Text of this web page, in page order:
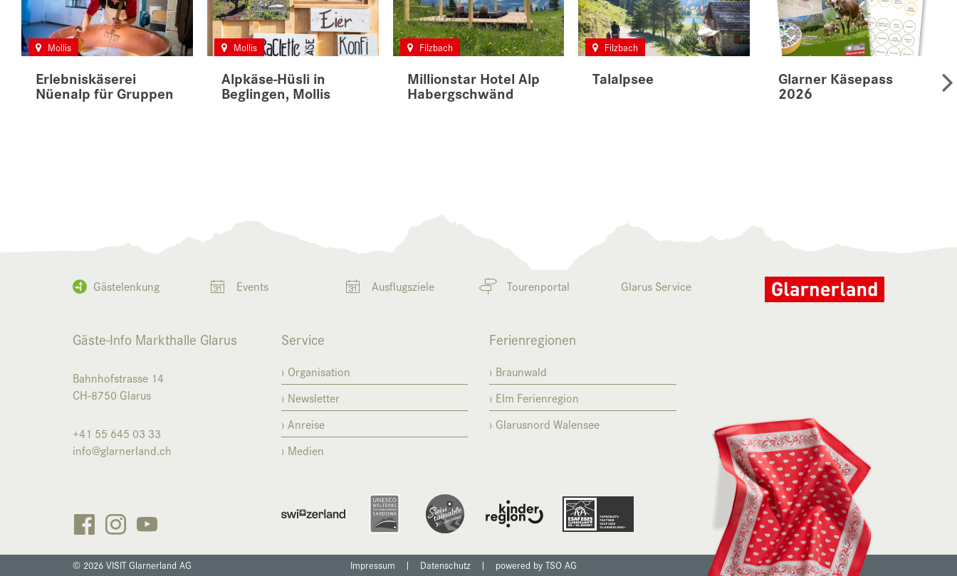
Erlebniskäserei
Nüenalp für Gruppen
Mollis
Alpkäse-Hüsli in
Beglingen, Mollis
Mollis
Millionstar Hotel Alp
Habergschwänd
Filzbach
Talalpsee
Filzbach
Glarner Käsepass
2026
Gästelenkung Events Ausflugsziele Tourenportal Glarus Service
Gäste-Info Markthalle Glarus
Bahnhofstrasse 14
CH-8750 Glarus
+41 55 645 03 33
info@glarnerland.ch
Service
Organisation
Newsletter
Anreise
Medien
Ferienregionen
Braunwald
Elm Ferienregion
Glarusnord Walensee

 
© 2026 VISIT Glarnerland AG Impressum | Datenschutz | powered by TSO AG
Gästelenkung Events Ausflugsziele Tourenportal Glarus Service